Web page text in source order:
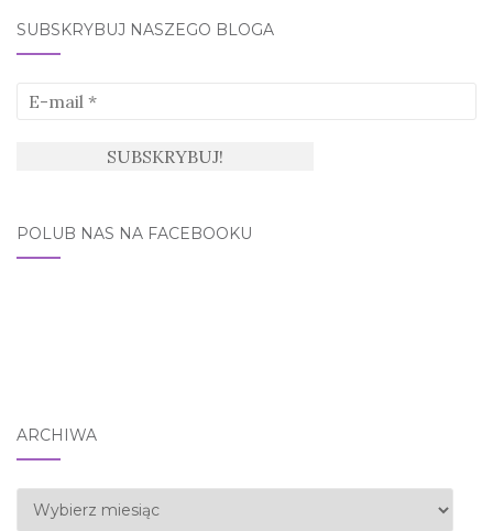
SUBSKRYBUJ NASZEGO BLOGA
POLUB NAS NA FACEBOOKU
ARCHIWA
Archiwa